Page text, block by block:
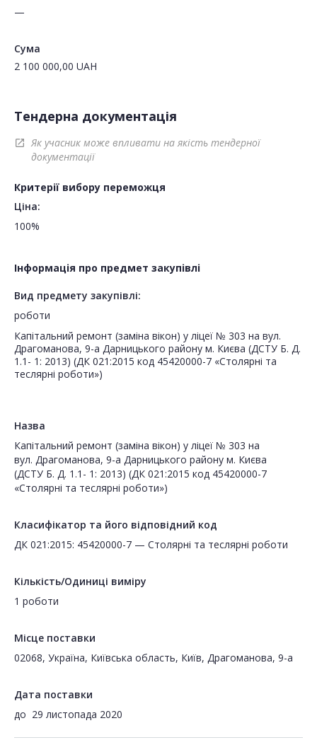
—
Сума
2 100 000,00 UAH
Тендерна документація
open_in_new
Як учасник може впливати на якість тендерної
документації
Критерії вибору переможця
Ціна:
100%
Інформація про предмет закупівлі
Вид предмету закупівлі:
роботи
Капітальний ремонт (заміна вікон) у ліцеї № 303 на вул.
Драгоманова, 9-а Дарницького району м. Києва (ДСТУ Б. Д.
1.1- 1: 2013) (ДК 021:2015 код 45420000-7 «Столярні та
теслярні роботи»)
Назва
Капітальний ремонт (заміна вікон) у ліцеї № 303 на
вул. Драгоманова, 9-а Дарницького району м. Києва
(ДСТУ Б. Д. 1.1- 1: 2013) (ДК 021:2015 код 45420000-7
«Столярні та теслярні роботи»)
Класифікатор та його відповідний код
ДК 021:2015: 45420000-7 — Столярні та теслярні роботи
Кількість/Одиниці виміру
1 роботи
Місце поставки
02068, Україна, Київська область, Київ, Драгоманова, 9-а
Дата поставки
до 29 листопада 2020